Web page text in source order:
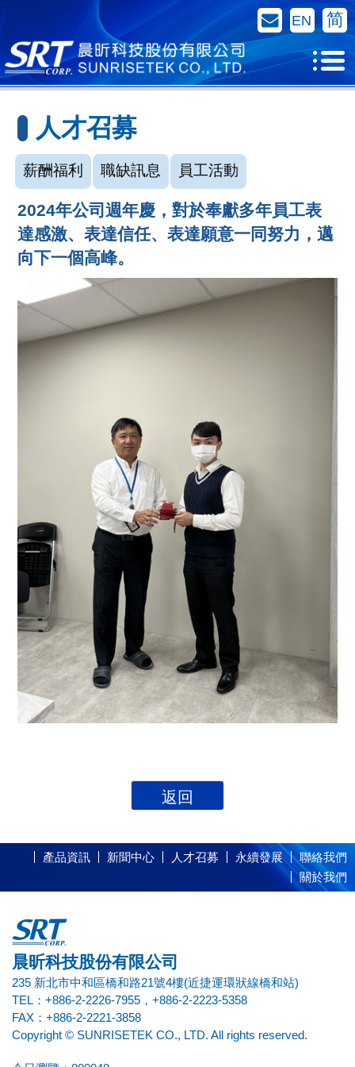
简
EN
聯絡我們
人才召募
薪酬福利 職缺訊息 員工活動
2024年公司週年慶，對於奉獻多年員工表
達感激、表達信任、表達願意一同努力，邁
向下一個高峰。
返回
聯絡我們
永續發展
人才召募
新聞中心
產品資訊
關於我們
晨昕科技股份有限公司
235 新北市中和區橋和路21號4樓(近捷運環狀線橋和站)
TEL：+886-2-2226-7955，+886-2-2223-5358
FAX：+886-2-2221-3858
Copyright © SUNRISETEK CO., LTD. All rights reserved.